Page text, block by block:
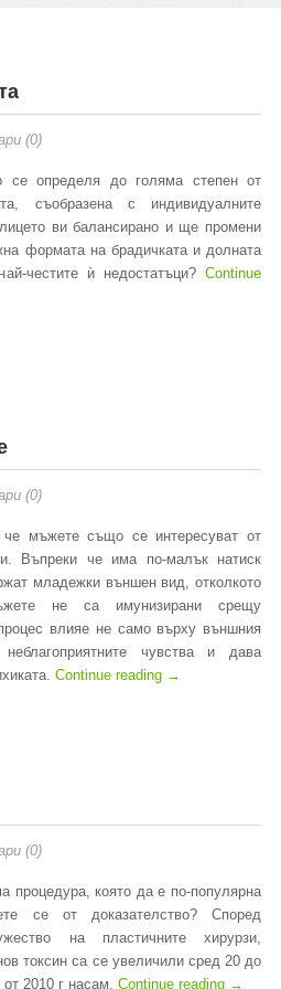
(0)
се определя до голяма степен от
съобразена с индивидуалните
ви балансирано и ще промени
формата на брадичката и долната
честите ѝ недостатъци? Continue
(0)
мъжете също се интересуват от
Въпреки че има по-малък натиск
младежки външен вид, отколкото
не са имунизирани срещу
влияе не само върху външния
чувства и дава
Continue reading →
(0)
процедура, която да е по-популярна
се от доказателство? Според
на пластичните хирурзи,
токсин са се увеличили сред 20 до
2010 г насам. Continue reading →